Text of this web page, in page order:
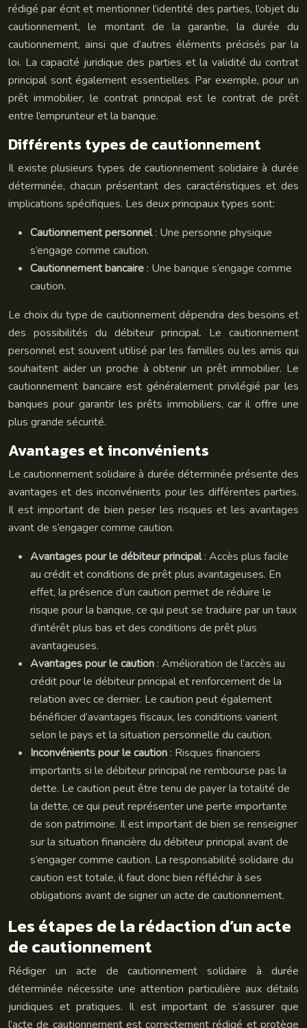
rédigé par écrit et mentionner l’identité des parties, l’objet du
cautionnement, le montant de la garantie, la durée du
cautionnement, ainsi que d’autres éléments précisés par la
loi. La capacité juridique des parties et la validité du contrat
principal sont également essentielles. Par exemple, pour un
prêt immobilier, le contrat principal est le contrat de prêt
entre l’emprunteur et la banque.
Différents types de cautionnement
Il existe plusieurs types de cautionnement solidaire à durée
déterminée, chacun présentant des caractéristiques et des
implications spécifiques. Les deux principaux types sont:
Cautionnement personnel: Une personne physique
s’engage comme caution.
Cautionnement bancaire : Une banque s’engage comme
caution.
Le choix du type de cautionnement dépendra des besoins et
des possibilités du débiteur principal. Le cautionnement
personnel est souvent utilisé par les familles ou les amis qui
souhaitent aider un proche à obtenir un prêt immobilier. Le
cautionnement bancaire est généralement privilégié par les
banques pour garantir les prêts immobiliers, car il offre une
plus grande sécurité.
Avantages et inconvénients
Le cautionnement solidaire à durée déterminée présente des
avantages et des inconvénients pour les différentes parties.
Il est important de bien peser les risques et les avantages
avant de s’engager comme caution.
Avantages pour le débiteur principal: Accès plus facile
au crédit et conditions de prêt plus avantageuses. En
effet, la présence d’un caution permet de réduire le
risque pour la banque, ce qui peut se traduire par un taux
d’intérêt plus bas et des conditions de prêt plus
avantageuses.
Avantages pour le caution : Amélioration de l’accès au
crédit pour le débiteur principal et renforcement de la
relation avec ce dernier. Le caution peut également
bénéficier d’avantages fiscaux, les conditions varient
selon le pays et la situation personnelle du caution.
Inconvénients pour le caution : Risques financiers
importants si le débiteur principal ne rembourse pas la
dette. Le caution peut être tenu de payer la totalité de
la dette, ce qui peut représenter une perte importante
de son patrimoine. Il est important de bien se renseigner
sur la situation financière du débiteur principal avant de
s’engager comme caution. La responsabilité solidaire du
caution est totale, il faut donc bien réfléchir à ses
obligations avant de signer un acte de cautionnement.
Les étapes de la rédaction d’un acte
de cautionnement
Rédiger un acte de cautionnement solidaire à durée
déterminée nécessite une attention particulière aux détails
juridiques et pratiques. Il est important de s’assurer que
l’acte de cautionnement est correctement rédigé et protège